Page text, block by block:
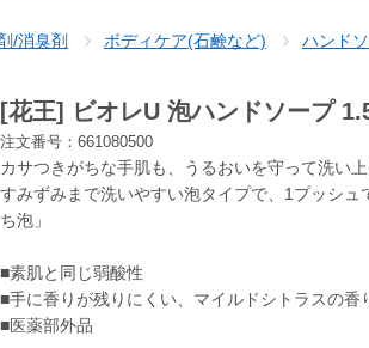
/消臭剤 ボディケア(石鹸など)
ハンド
[花王] ビオレU 泡ハンドソープ
注文番号：661080500
カサつきがちな手肌も、うるおいを守って洗い上
すみずみまで洗いやすい泡タイプで、1プッシュ
ち泡」
■素肌と同じ弱酸性
■手に香りが残りにくい、マイルドシトラスの香
■医薬部外品